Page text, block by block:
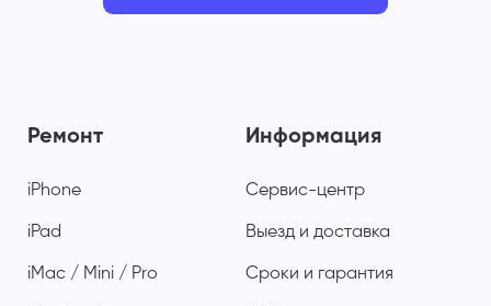
Ремонт
iPhone
iPad
iMac / Mini / Pro
Информация
Сервис-центр
Выезд и доставка
Сроки и гарантия